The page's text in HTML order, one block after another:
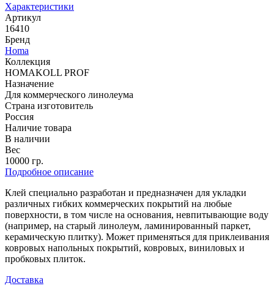
Характеристики
Артикул
16410
Бренд
Homa
Коллекция
HOMAKOLL PROF
Назначение
Для коммерческого линолеума
Страна изготовитель
Россия
Наличие товара
В наличии
Вес
10000 гр.
Подробное описание
Клей специально разработан и предназначен для укладки
различных гибких коммерческих покрытий на любые
поверхности, в том числе на основания, невпитывающие воду
(например, на старый линолеум, ламинированный паркет,
керамическую плитку). Может применяться для приклеивания
ковровых напольных покрытий, ковровых, виниловых и
пробковых плиток.
Доставка